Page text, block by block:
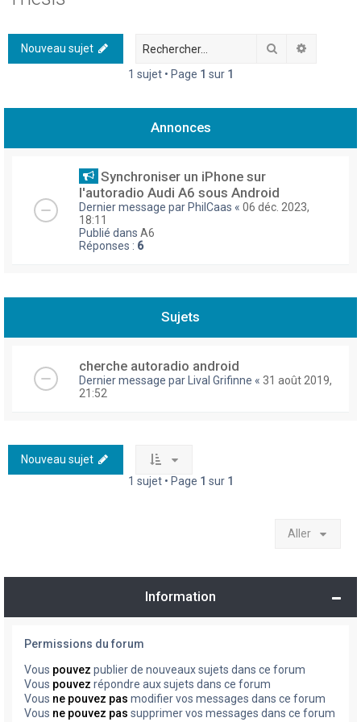
h
r
Nouveau sujet Rechercher
1 sujet • Page 1 sur 1
Annonces
Synchroniser un iPhone sur
l'autoradio Audi A6 sous Android
Dernier message par PhilCaas « 06 déc. 2023,
18:11
Publié dans A6
Réponses : 6
Sujets
cherche autoradio android
Dernier message par Lival Grifinne « 31 août 2019,
21:52
Nouveau sujet
1 sujet • Page 1 sur 1
Aller
Information
Permissions du forum
Vous pouvez publier de nouveaux sujets dans ce forum
Vous pouvez répondre aux sujets dans ce forum
Vous ne pouvez pas modifier vos messages dans ce forum
Vous ne pouvez pas supprimer vos messages dans ce forum